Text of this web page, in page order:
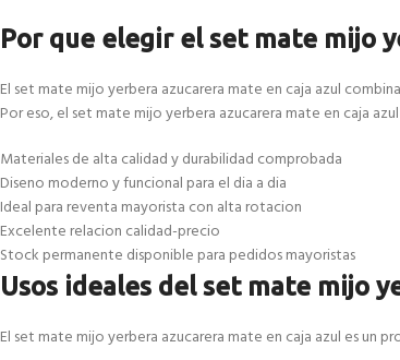
Por que elegir el set mate mijo
El set mate mijo yerbera azucarera mate en caja azul
Por eso, el set mate mijo yerbera azucarera mate en caja
Materiales de alta calidad y durabilidad comprobada
Diseno moderno y funcional para el dia a dia
Ideal para reventa mayorista con alta rotacion
Excelente relacion calidad-precio
Stock permanente disponible para pedidos mayoristas
Usos ideales del set mate mijo
El set mate mijo yerbera azucarera mate en caja azul es un